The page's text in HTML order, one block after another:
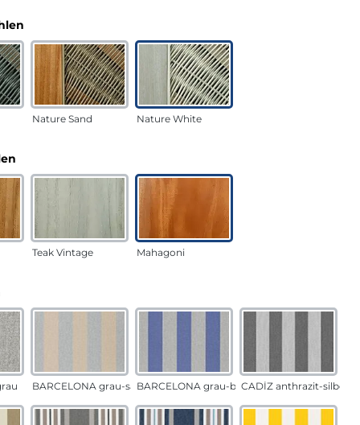
Nature Sand Nature White
Teak Vintage Mahagoni
BARCELONA grau-sandBARCELONA grau-blauCADÍZ anthrazit-silber